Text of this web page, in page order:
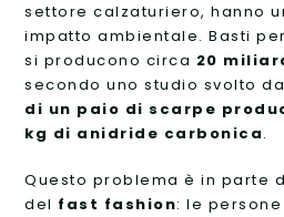
settore calzaturiero, hanno
impatto ambientale. Basti
si producono circa 20
secondo uno studio svolto
di un paio di scarpe
kg di anidride carbonica.
Questo problema è in parte
del fast fashion: le